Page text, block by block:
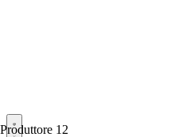
Produttore 12